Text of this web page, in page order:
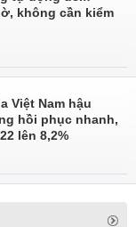
không cần kiểm
Việt Nam hậu
hồi phục nhanh,
lên 8,2%